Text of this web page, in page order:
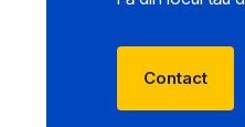
Contact